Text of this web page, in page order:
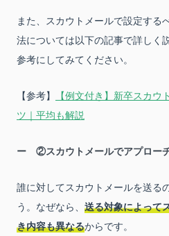
また、スカウトメールで設定する
法については以下の記事で詳しく
参考にしてみてください。
【参考】
【例文付き】新卒スカ
ツ｜平均も解説
②スカウトメールでアプロー
誰に対してスカウトメールを送る
う。なぜなら、 送る対象によって
き内容も異なるからです。